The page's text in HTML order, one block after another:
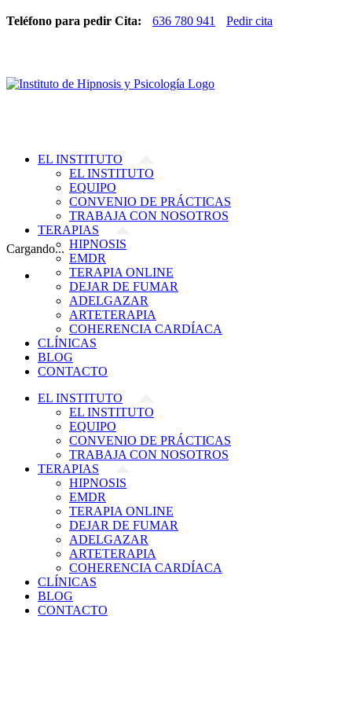
Teléfono para pedir Cita: 636 780 941 Pedir cita
EL INSTITUTO
EL INSTITUTO
EQUIPO
CONVENIO DE PRÁCTICAS
TRABAJA CON NOSOTROS
TERAPIAS
HIPNOSIS
EMDR
TERAPIA ONLINE
DEJAR DE FUMAR
ADELGAZAR
ARTETERAPIA
COHERENCIA CARDÍACA
CLÍNICAS
BLOG
CONTACTO
EL INSTITUTO
EL INSTITUTO
EQUIPO
CONVENIO DE PRÁCTICAS
TRABAJA CON NOSOTROS
TERAPIAS
HIPNOSIS
EMDR
TERAPIA ONLINE
DEJAR DE FUMAR
ADELGAZAR
ARTETERAPIA
COHERENCIA CARDÍACA
CLÍNICAS
BLOG
CONTACTO
Cargando...